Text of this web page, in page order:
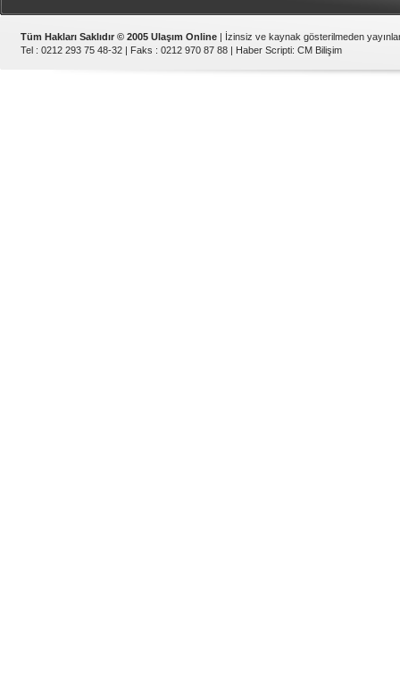
Tüm Hakları Saklıdır © 2005 Ulaşım Online | İzinsiz ve kaynak gösterilmeden
Tel : 0212 293 75 48-32 | Faks : 0212 970 87 88 | Haber Scripti: CM Bilişim